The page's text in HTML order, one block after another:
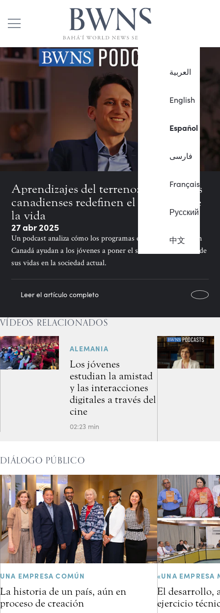
العربية
English
Español
فارسی
Français
Русский
中文
Aprendizajes del terreno: Los jóvenes
canadienses redefinen el propósito de
la vida
27 abr 2025
Un podcast analiza cómo los programas educativos bahá’ís en
Canadá ayudan a los jóvenes a poner el servicio en el centro de
sus vidas en la sociedad actual.
Leer el artículo completo
VÍDEOS RELACIONADOS
ALEMANIA
Los jóvenes
estudian la amistad
y las interacciones
digitales a través del
cine
02:23 min
DIÁLOGO PÚBLICO
UNA EMPRESA COMÚN
La historia de un país, aún en
proceso de creación
«UNA EMPRESA
El desarrollo,
ejercicio